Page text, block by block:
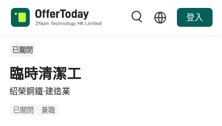
登入
已關閉
臨時清潔工
紹榮鋼鐵·建造業
已關閉 兼職